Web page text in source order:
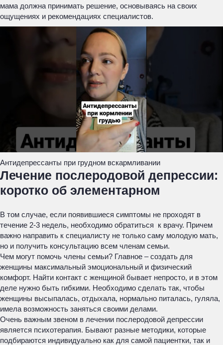
мама должна принимать решение, основываясь на своих
ощущениях и рекомендациях специалистов.
Антидепрессанты при грудном вскармливании
Лечение послеродовой депрессии:
коротко об элементарном
В том случае, если появившиеся симптомы не проходят в
течение 2-3 недель, необходимо обратиться к врачу. Причем
важно направить к специалисту не только саму молодую мать,
но и получить консультацию всем членам семьи.
Чем могут помочь члены семьи? Главное – создать для
женщины максимальный эмоциональный и физический
комфорт. Найти контакт с женщиной бывает непросто, и в этом
деле нужно быть гибкими. Необходимо сделать так, чтобы
женщины высыпалась, отдыхала, нормально питалась, гуляла,
имела возможность заняться своими делами.
Очень важным звеном в лечении послеродовой депрессии
является психотерапия. Бывают разные методики, которые
подбираются индивидуально как для самой пациентки, так и